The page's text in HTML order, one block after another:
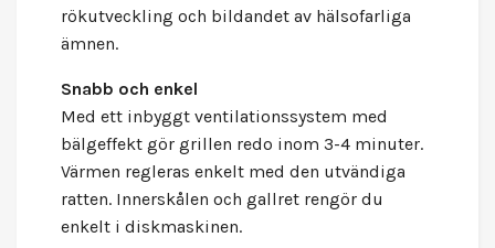
rökutveckling och bildandet av hälsofarliga
ämnen.
Snabb och enkel
Med ett inbyggt ventilationssystem med
bälgeffekt gör grillen redo inom 3-4 minuter.
Värmen regleras enkelt med den utvändiga
ratten. Innerskålen och gallret rengör du
enkelt i diskmaskinen.